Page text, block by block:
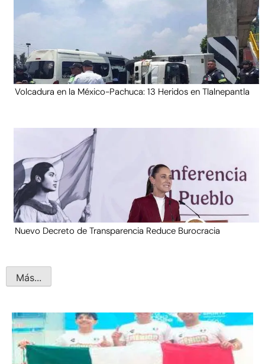
Volcadura en la México-Pachuca: 13 Heridos en Tlalnepantla
Nuevo Decreto de Transparencia Reduce Burocracia
Más...